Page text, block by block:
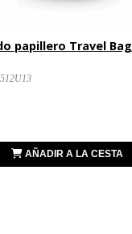
papillero Travel Bag
AÑADIR A LA CESTA